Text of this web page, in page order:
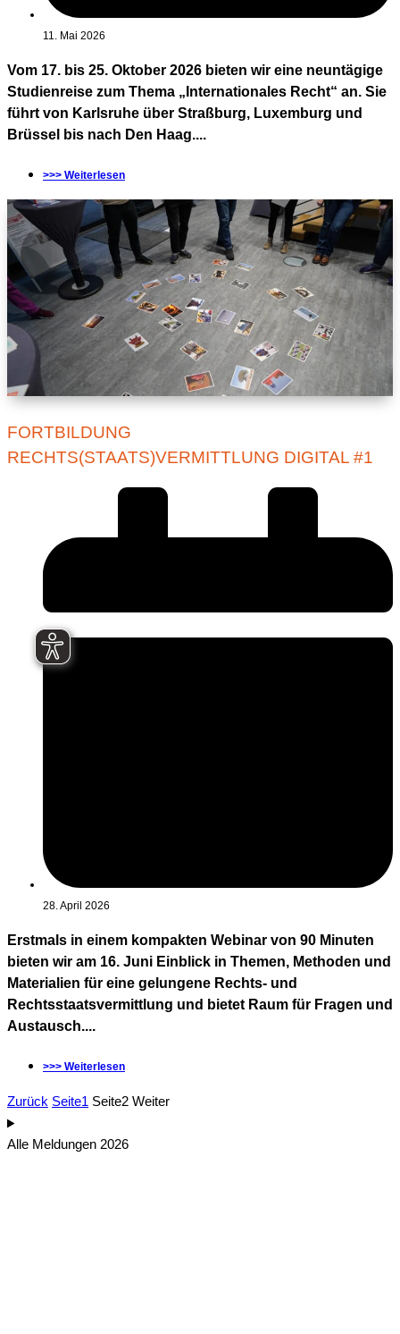
11. Mai 2026
Vom 17. bis 25. Oktober 2026 bieten wir eine neuntägige
Studienreise zum Thema „Internationales Recht“ an. Sie
führt von Karlsruhe über Straßburg, Luxemburg und
Brüssel bis nach Den Haag....
>>> Weiterlesen
FORTBILDUNG
RECHTS(STAATS)VERMITTLUNG DIGITAL #1
28. April 2026
Erstmals in einem kompakten Webinar von 90 Minuten
bieten wir am 16. Juni Einblick in Themen, Methoden und
Materialien für eine gelungene Rechts- und
Rechtsstaatsvermittlung und bietet Raum für Fragen und
Austausch....
>>> Weiterlesen
Zurück Seite1 Seite2 Weiter
Alle Meldungen 2026